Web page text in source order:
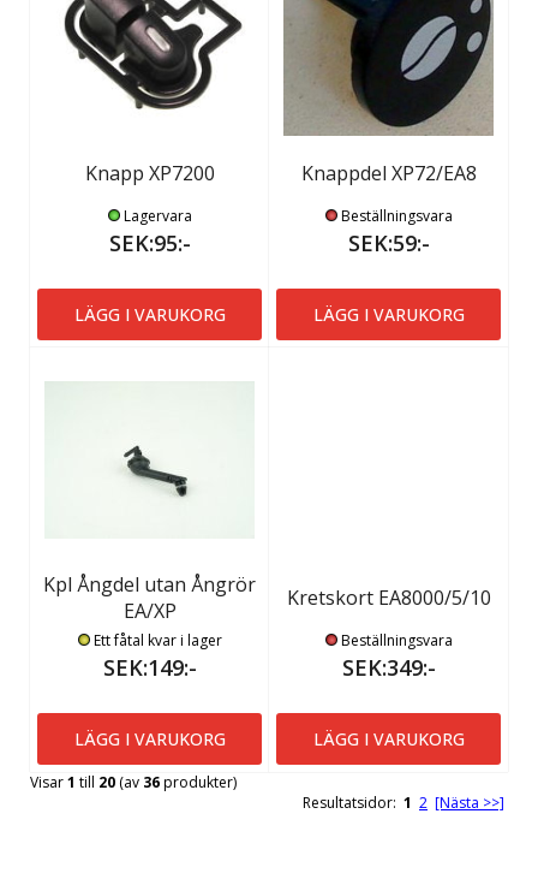
Knapp XP7200
Lagervara
SEK:95:-
LÄGG I VARUKORG
Knappdel XP72/EA8
Beställningsvara
SEK:59:-
LÄGG I VARUKORG
Kpl Ångdel utan Ångrör
EA/XP
Ett fåtal kvar i lager
SEK:149:-
LÄGG I VARUKORG
Kretskort EA8000/5/10
Beställningsvara
SEK:349:-
LÄGG I VARUKORG
Visar1 till 20 (av 36produkter)
Resultatsidor: 1 2 [Nästa >>]